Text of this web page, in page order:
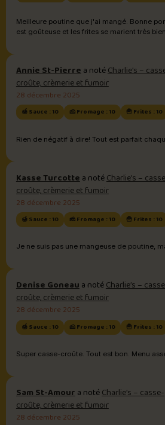
Meilleure poutine que j'ai mangé. Bonne
est goûteuse et les frites se marient très
Annie St-Pierrea notéCharlie’s –
croûte, crèmerie et fumoir
28 décembre 2025
🍯 Sauce : 10 🧀 Fromage : 10 🍟 Frites : 10
Rien de négatif à dire! Tout est parfait
Kasse Turcottea notéCharlie’s –
croûte, crèmerie et fumoir
28 décembre 2025
🍯 Sauce : 10 🧀 Fromage : 10 🍟 Frites : 10
Je ne suis pas une mangeuse de poutine,
Denise Goneaua notéCharlie’s –
croûte, crèmerie et fumoir
28 décembre 2025
🍯 Sauce : 10 🧀 Fromage : 10 🍟 Frites : 10
Super casse-croûte. Tout est bon. Menu
Sam St-Amoura notéCharlie’s – casse-
croûte, crèmerie et fumoir
28 décembre 2025